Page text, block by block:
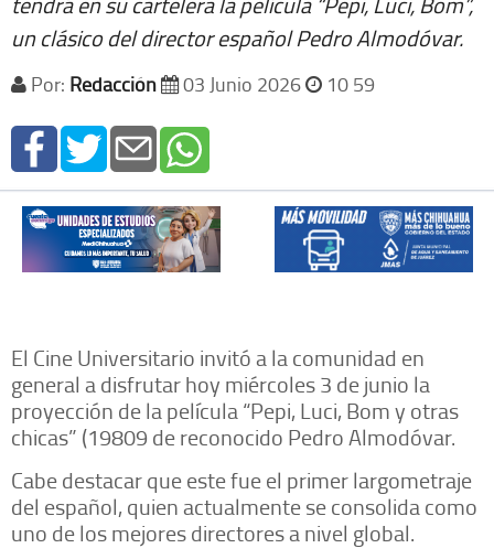
un clásico del director español Pedro Almodóvar.
Por: Redacción 03 Junio 2026 10 59
El Cine Universitario invitó a la comunidad en
general a disfrutar hoy miércoles 3 de junio la
proyección de la película “Pepi, Luci, Bom y otras
chicas” (19809 de reconocido Pedro Almodóvar.
Cabe destacar que este fue el primer largometraje
del español, quien actualmente se consolida como
uno de los mejores directores a nivel global.